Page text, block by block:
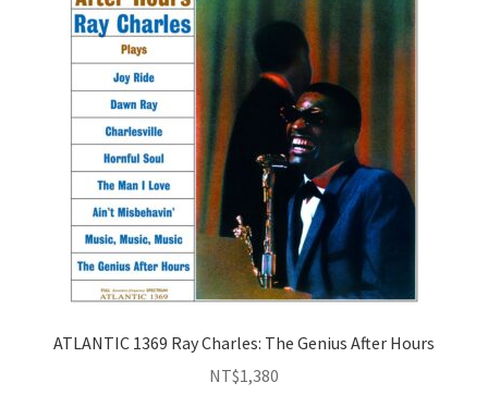
ATLANTIC 1369 Ray Charles: The Genius After Hours
NT$1,380